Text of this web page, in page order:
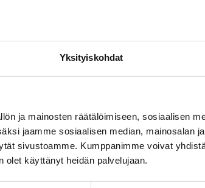
Yksityiskohdat
ja mainosten räätälöimiseen, sosiaalisen
jaamme sosiaalisen median, mainosalan
sivustoamme. Kumppanimme voivat
olet käyttänyt heidän palvelujaan.